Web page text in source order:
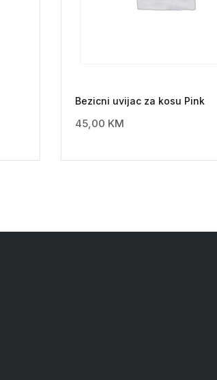
Bezicni uvijac za kosu Pink
45,00 KM